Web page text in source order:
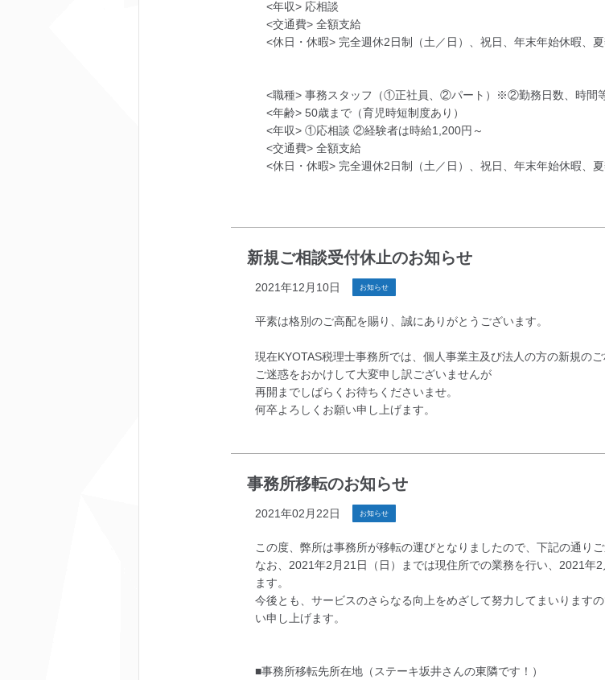
<年収> 応相談
<交通費> 全額支給
<休日・休暇> 完全週休2日制（土／日）、祝日、年末年始休暇、
<職種> 事務スタッフ（①正社員、②パート）※②勤務日数、時間
<年齢> 50歳まで（育児時短制度あり）
<年収> ①応相談 ②経験者は時給1,200円～
<交通費> 全額支給
<休日・休暇> 完全週休2日制（土／日）、祝日、年末年始休暇、
新規ご相談受付休止のお知らせ
2021年12月10日 お知らせ
平素は格別のご高配を賜り、誠にありがとうございます。
現在KYOTAS税理士事務所では、個人事業主及び法人の方の新規の
ご迷惑をおかけして大変申し訳ございませんが
再開までしばらくお待ちくださいませ。
何卒よろしくお願い申し上げます。
事務所移転のお知らせ
2021年02月22日 お知らせ
この度、弊所は事務所が移転の運びとなりましたので、下記の通りご
なお、2021年2月21日（日）までは現住所での業務を行い、2021年
ます。
今後とも、サービスのさらなる向上をめざして努力してまいります
い申し上げます。
■事務所移転先所在地（ステーキ坂井さんの東隣です！）